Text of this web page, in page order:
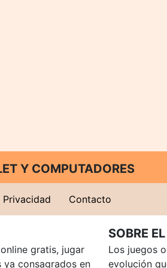
Y COMPUTADORES
Contacto
gratis, jugar
ya consagrados en
SOBRE
Los juegos
evolución